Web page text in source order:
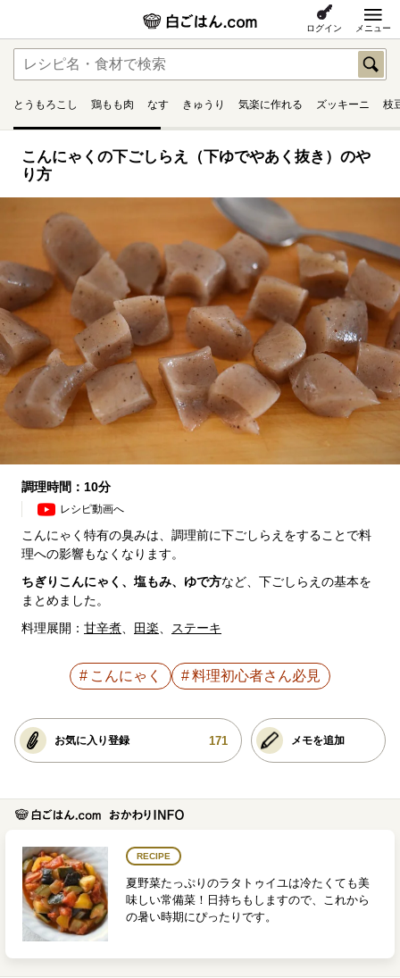
ログイン メニュー
とうもろこし 鶏もも肉 なす きゅうり 気楽に作れる ズッキーニ 枝
こんにゃくの下ごしらえ（下ゆでやあく抜き）のや
り方
調理時間：10分
レシピ動画へ
こんにゃく特有の臭みは、調理前に下ごしらえをすることで料
理への影響もなくなります。
ちぎりこんにゃく、塩もみ、ゆで方など、下ごしらえの基本を
まとめました。
料理展開： 甘辛煮 田楽 ステーキ
こんにゃく 料理初心者さん必見
お気に入り登録 171 メモを追加
RECIPE
夏野菜たっぷりのラタトゥイユは冷たくても美
味しい常備菜！日持ちもしますので、これから
の暑い時期にぴったりです。